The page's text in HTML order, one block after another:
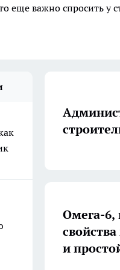
еще важно спросить у
Омега-
и